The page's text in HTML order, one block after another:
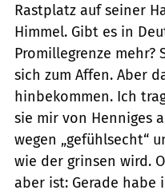
Rastplatz auf seiner
Himmel. Gibt es in
Promillegrenze mehr?
sich zum Affen. Aber
hinbekommen. Ich
sie mir von Henniges
wegen „gefühlsecht“
wie der grinsen wird.
aber ist: Gerade